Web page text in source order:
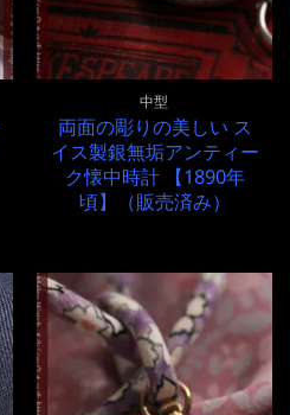
中型
両面の彫りの美しい ス
イス製銀無垢アンティー
ク懐中時計 【1890年
頃】（販売済み）